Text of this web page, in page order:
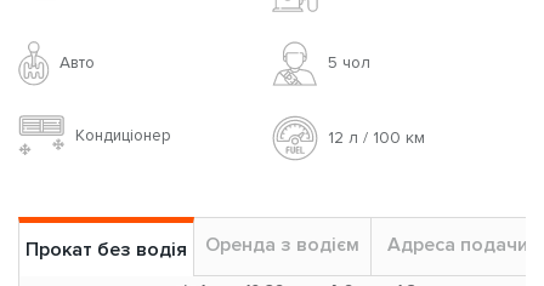
Авто 5 чoл
Кондиціонер 12 л / 100 км
Прокат без водія Оренда з водієм Адреса подачи